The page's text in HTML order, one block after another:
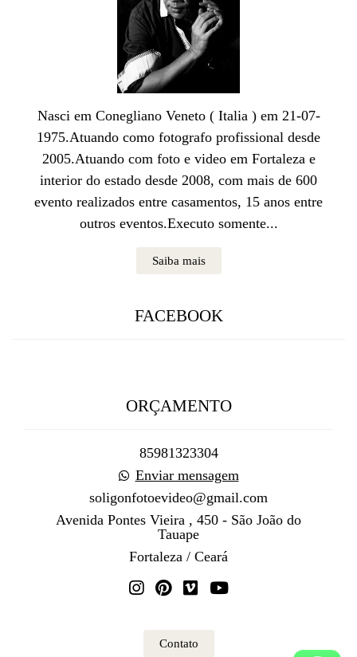
Nasci em Conegliano Veneto ( Italia ) em 21-07-
1975.Atuando como fotografo profissional desde
2005.Atuando com foto e video em Fortaleza e
interior do estado desde 2008, com mais de 600
evento realizados entre casamentos, 15 anos entre
outros eventos.Executo somente...
Saiba mais
FACEBOOK
ORÇAMENTO
85981323304
Enviar mensagem
soligonfotoevideo@gmail.com
Avenida Pontes Vieira , 450 - São João do
Tauape
Fortaleza / Ceará
Contato